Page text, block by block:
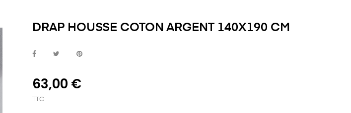
DRAP HOUSSE COTON ARGENT 140X190 CM
63,00 €
TTC